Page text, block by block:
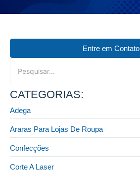
Entre em Contato
CATEGORIAS:
Adega
Araras Para Lojas De Roupa
Confecções
Corte A Laser